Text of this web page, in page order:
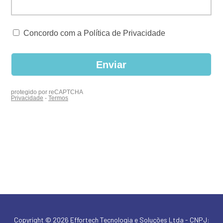
Copyright © 2026 Effortech Tecnologia e Soluções Ltda - CNPJ: